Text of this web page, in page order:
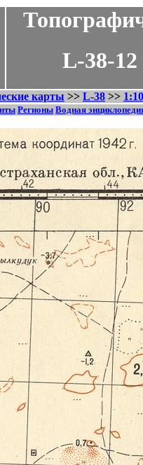
L-38-12 -
карты >> L-38 >>
Регионы Водная